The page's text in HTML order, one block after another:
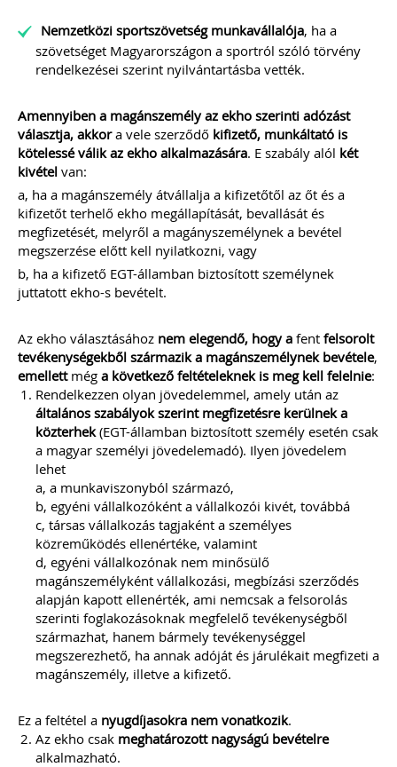
Nemzetközi sportszövetség munkavállalója, ha a
szövetséget Magyarországon a sportról szóló törvény
rendelkezései szerint nyilvántartásba vették.
Amennyiben a magánszemély az ekho szerinti adózást
választja, akkora vele szerződő kifizető, munkáltató is
kötelessé válik az ekho alkalmazására. E szabály alól két
kivétel van:
a, ha a magánszemély átvállalja a kifizetőtől az őt és a
kifizetőt terhelő ekho megállapítását, bevallását és
megfizetését, melyről a magányszemélynek a bevétel
megszerzése előtt kell nyilatkozni, vagy
b, ha a kifizető EGT-államban biztosított személynek
juttatott ekho-s bevételt.
Az ekho választásához nem elegendő, hogy a fent felsorolt
tevékenységekből származik a magánszemélynek bevétele,
emellettmég a következő feltételeknek is meg kell felelnie:
Rendelkezzen olyan jövedelemmel, amely után az
általános szabályok szerint megfizetésre kerülnek a
közterhek(EGT-államban biztosított személy esetén csak
a magyar személyi jövedelemadó). Ilyen jövedelem
lehet
a, a munkaviszonyból származó,
b, egyéni vállalkozóként a vállalkozói kivét, továbbá
c, társas vállalkozás tagjaként a személyes
közreműködés ellenértéke, valamint
d, egyéni vállalkozónak nem minősülő
magánszemélyként vállalkozási, megbízási szerződés
alapján kapott ellenérték, ami nemcsak a felsorolás
szerinti foglakozásoknak megfelelő tevékenységből
származhat, hanem bármely tevékenységgel
megszerezhető, ha annak adóját és járulékait megfizeti a
magánszemély, illetve a kifizető.
Ez a feltétel a nyugdíjasokra nem vonatkozik.
Az ekho csak meghatározott nagyságú bevételre
alkalmazható.